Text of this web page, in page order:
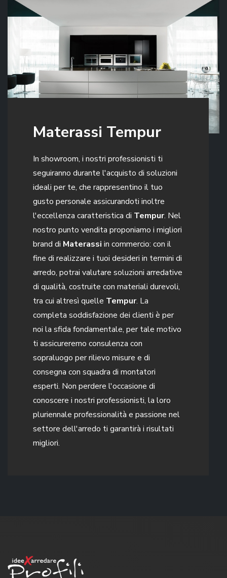
Materassi Tempur
In showroom, i nostri professionisti ti
seguiranno durante l'acquisto di soluzioni
ideali per te, che rappresentino il tuo
gusto personale assicurandoti inoltre
l'eccellenza caratteristica di Tempur. Nel
nostro punto vendita proponiamo i migliori
brand di Materassi in commercio: con il
fine di realizzare i tuoi desideri in termini di
arredo, potrai valutare soluzioni arredative
di qualità, costruite con materiali durevoli,
tra cui altresì quelle Tempur. La
completa soddisfazione dei clienti è per
noi la sfida fondamentale, per tale motivo
ti assicureremo consulenza con
sopraluogo per rilievo misure e di
consegna con squadra di montatori
esperti. Non perdere l'occasione di
conoscere i nostri professionisti, la loro
pluriennale professionalità e passione nel
settore dell'arredo ti garantirà i risultati
migliori.